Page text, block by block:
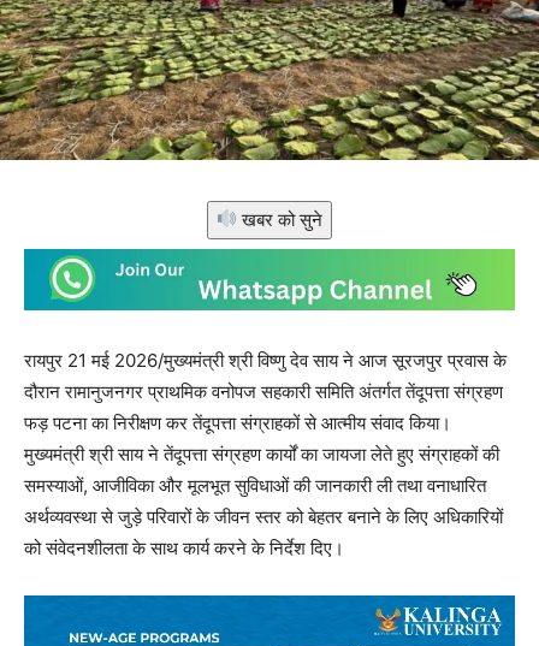
खबर को सुने
रायपुर 21 मई 2026/मुख्यमंत्री श्री विष्णु देव साय ने आज सूरजपुर प्रवास के
दौरान रामानुजनगर प्राथमिक वनोपज सहकारी समिति अंतर्गत तेंदूपत्ता संग्रहण
फड़ पटना का निरीक्षण कर तेंदूपत्ता संग्राहकों से आत्मीय संवाद किया।
मुख्यमंत्री श्री साय ने तेंदूपत्ता संग्रहण कार्यों का जायजा लेते हुए संग्राहकों की
समस्याओं, आजीविका और मूलभूत सुविधाओं की जानकारी ली तथा वनाधारित
अर्थव्यवस्था से जुड़े परिवारों के जीवन स्तर को बेहतर बनाने के लिए अधिकारियों
को संवेदनशीलता के साथ कार्य करने के निर्देश दिए।